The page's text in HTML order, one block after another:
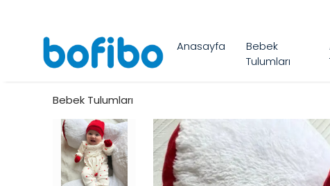
Anasayfa
Bebek
Tulumları
Bebek Tulumları